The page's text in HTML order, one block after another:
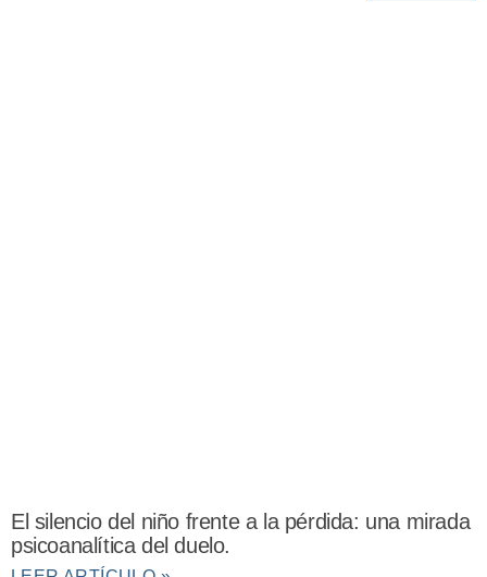
El silencio del niño frente a la pérdida: una mirada
psicoanalítica del duelo.